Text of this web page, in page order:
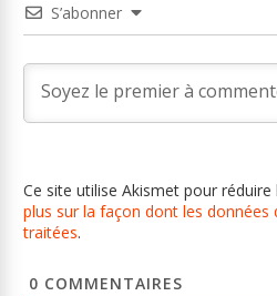
S’abonner
Ce site utilise Akismet pour réduire
plus sur la façon dont les
traitées.
0 COMMENTAIRES